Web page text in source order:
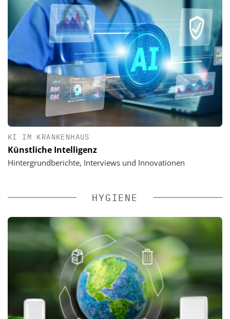
KI IM KRANKENHAUS
Künstliche Intelligenz
Hintergrundberichte, Interviews und Innovationen
HYGIENE